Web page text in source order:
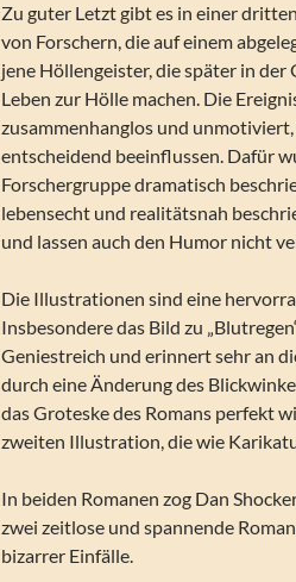
Zu guter Letzt gibt es in einer
von Forschern, die auf einem
jene Höllengeister, die später in
Leben zur Hölle machen. Die
zusammenhanglos und
entscheidend beeinflussen. Dafür
Forschergruppe dramatisch
lebensecht und realitätsnah
und lassen auch den Humor nicht
Die Illustrationen sind eine
Insbesondere das Bild zu
Geniestreich und erinnert sehr an
durch eine Änderung des
das Groteske des Romans perfekt
zweiten Illustration, die wie
In beiden Romanen zog Dan
zwei zeitlose und spannende
bizarrer Einfälle.